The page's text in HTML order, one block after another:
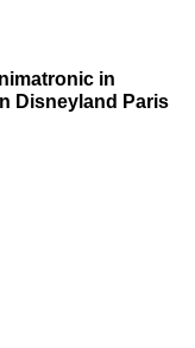
in
Disneyland Paris